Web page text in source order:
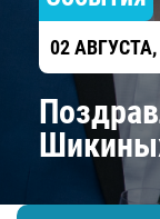
02 АВГУСТА,